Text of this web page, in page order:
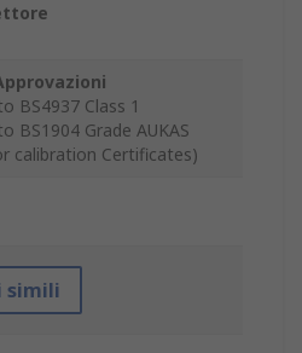
BS4937 Class 1
BS1904 Grade AUKAS
calibration Certificates)
simili